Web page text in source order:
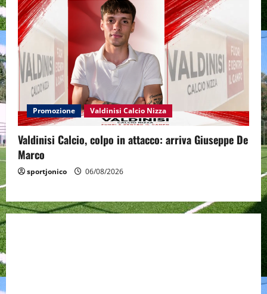
Promozione Valdinisi Calcio Nizza
Valdinisi Calcio, colpo in attacco: arriva Giuseppe De
Marco
sportjonico 06/08/2026